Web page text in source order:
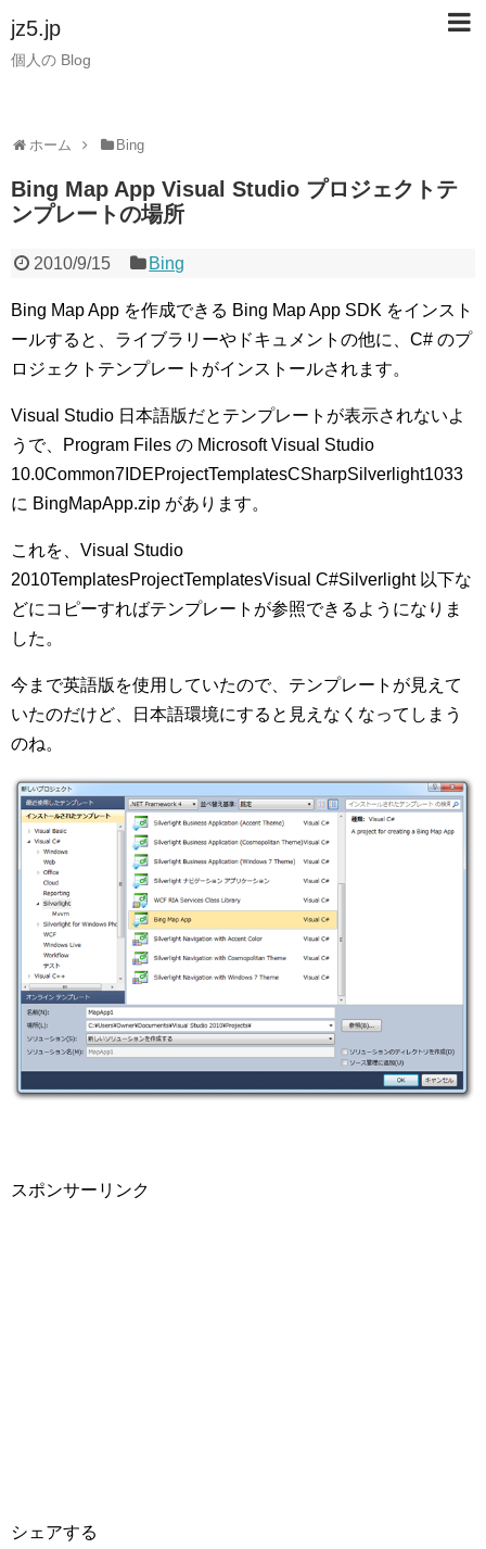
jz5.jp
個人の Blog
ホーム Bing
Bing Map App Visual Studio プロジェクトテ
ンプレートの場所
2010/9/15 Bing
Bing Map App を作成できる Bing Map App SDK をインスト
ールすると、ライブラリーやドキュメントの他に、C# のプ
ロジェクトテンプレートがインストールされます。
Visual Studio 日本語版だとテンプレートが表示されないよ
うで、Program Files の Microsoft Visual Studio
10.0Common7IDEProjectTemplatesCSharpSilverlight1033
に BingMapApp.zip があります。
これを、Visual Studio
2010TemplatesProjectTemplatesVisual C#Silverlight 以下な
どにコピーすればテンプレートが参照できるようになりま
した。
今まで英語版を使用していたので、テンプレートが見えて
いたのだけど、日本語環境にすると見えなくなってしまう
のね。
スポンサーリンク
シェアする